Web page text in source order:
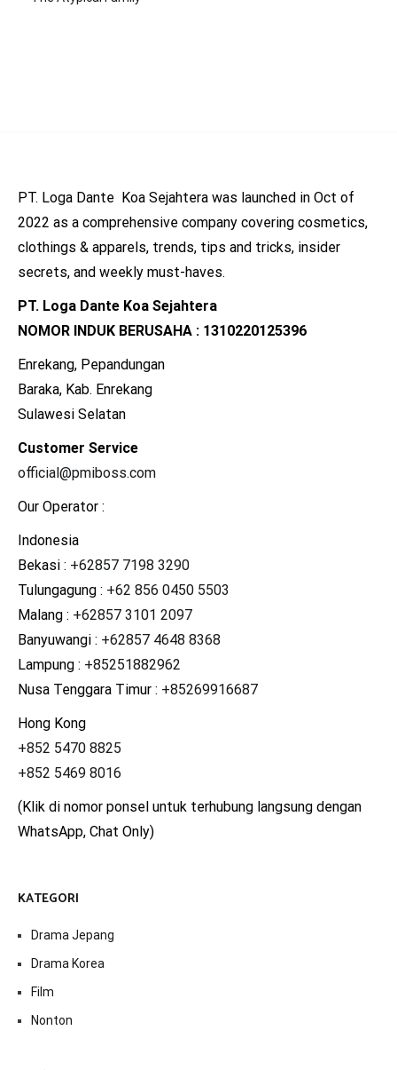
PT. Loga Dante Koa Sejahtera was launched in Oct of
2022 as a comprehensive company covering cosmetics,
clothings & apparels, trends, tips and tricks, insider
secrets, and weekly must-haves.
PT. Loga Dante Koa Sejahtera
NOMOR INDUK BERUSAHA : 1310220125396
Enrekang, Pepandungan
Baraka, Kab. Enrekang
Sulawesi Selatan
Customer Service
official@pmiboss.com
Our Operator :
Indonesia
Bekasi : +62857 7198 3290
Tulungagung : +62 856 0450 5503
Malang : +62857 3101 2097
Banyuwangi : +62857 4648 8368
Lampung : +85251882962
Nusa Tenggara Timur : +85269916687
Hong Kong
+852 5470 8825
+852 5469 8016
(Klik di nomor ponsel untuk terhubung langsung dengan
WhatsApp, Chat Only)
KATEGORI
Drama Jepang
Drama Korea
Film
Nonton